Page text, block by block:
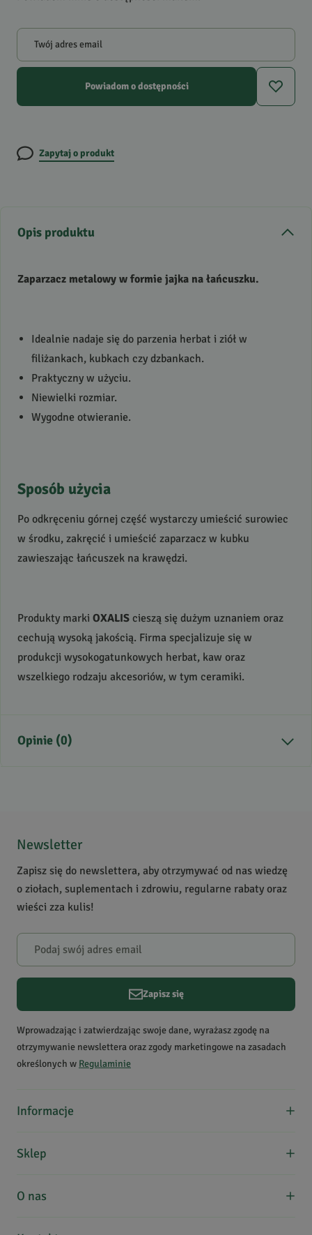
Twój adres email
Powiadom o dostępności
Zapytaj o produkt
Opis produktu
Zaparzacz metalowy w formie jajka na łańcuszku.
Idealnie nadaje się do parzenia herbat i ziół w
filiżankach, kubkach czy dzbankach.
Praktyczny w użyciu.
Niewielki rozmiar.
Wygodne otwieranie.
Sposób użycia
Po odkręceniu górnej część wystarczy umieścić surowiec
w środku, zakręcić i umieścić zaparzacz w kubku
zawieszając łańcuszek na krawędzi.
Produkty marki OXALIS cieszą się dużym uznaniem oraz
cechują wysoką jakością. Firma specjalizuje się w
produkcji wysokogatunkowych herbat, kaw oraz
wszelkiego rodzaju akcesoriów, w tym ceramiki.
Opinie (0)
Bądź pierwszą osobą, która podzieli się opinią o tym
Powiadomienie
W naszej witrynie opinie mogą dodawać tylko osoby,
Newsletter
Zapisz się do newslettera, aby otrzymywać od nas wiedzę
o ziołach, suplementach i zdrowiu, regularne rabaty oraz
wieści zza kulis!
Zapisz się
Wprowadzając i zatwierdzając swoje dane, wyrażasz zgodę na
otrzymywanie newslettera oraz zgody marketingowe na zasadach
określonych w Regulaminie
Informacje
Formy płatności
Kontakt
Sklep
O nas